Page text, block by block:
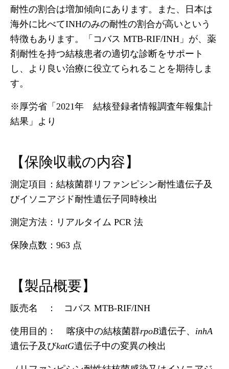
耐性の割合は増加傾向にあります。また、日本は
海外に比べてINHのみの耐性の割合が高いという
特徴もあります。「コバス MTB-RIF/INH」が、薬
剤耐性を持つ結核患者の適切な診断をサポート
し、より良い治療に役立てられることを期待しま
す。
※厚労省「2021年 結核登録者情報調査年報集計
結果」より
【保険収載の内容】
測定項目：結核菌群リファンピシン耐性遺伝子及
びイソニアジド耐性遺伝子同時検出
測定方法：リアルタイム PCR 法
保険点数：963 点
【製品概要】
販売名 ： コバス MTB-RIF/INH
使用目的： 喀痰中の結核菌群rpoB遺伝子、 inhA
遺伝子及びkatG遺伝子中の変異の検出